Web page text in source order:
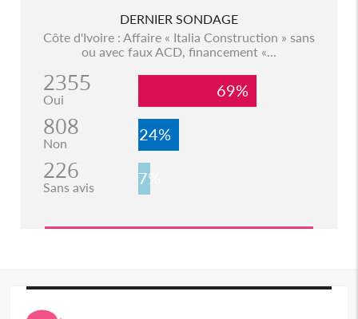
DERNIER SONDAGE
Côte d'Ivoire : Affaire « Italia Construction » sans
ou avec faux ACD, financement «...
2355
Oui 69%
808
Non 24%
226
Sans avis 7%